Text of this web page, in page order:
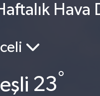
Hava
23°